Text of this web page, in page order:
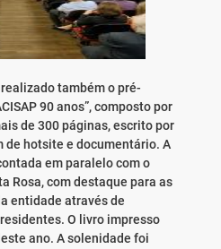
também o pré-
90 anos”, composto por
de 300 páginas, escrito por
de hotsite e documentário. A
em paralelo com o
Rosa, com destaque para as
entidade através de
O livro impresso
ano. A solenidade foi